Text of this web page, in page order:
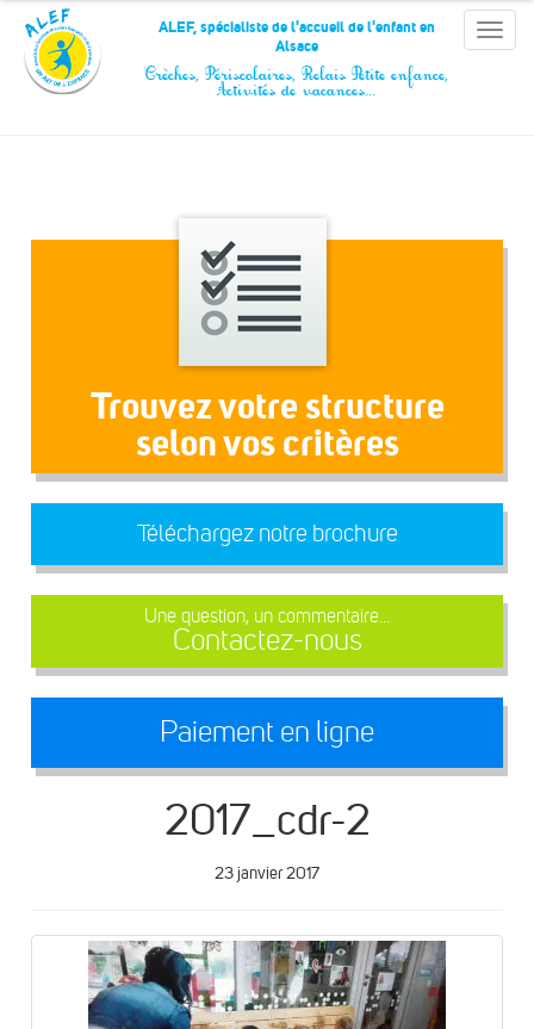
Panneau de gestion des cookies
Toggle
ALEF, spécialiste de l'accueil de l'enfant en
Alsace
Crèches, Périscolaires, Relais Petite enfance,
Activités de vacances…
Trouvez votre structure
selon vos critères
Téléchargez notre brochure
Une question, un commentaire...
Contactez-nous
Paiement en ligne
2017_cdr-2
23 janvier 2017